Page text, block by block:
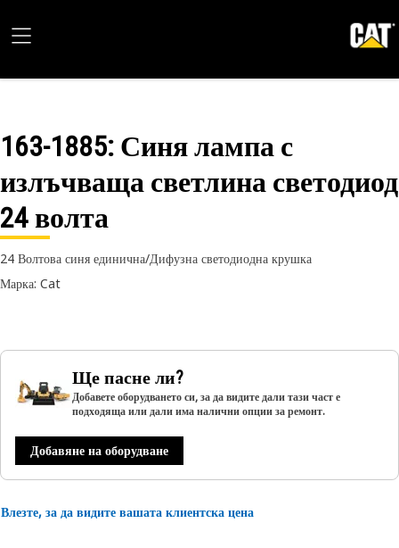
163-1885: Синя лампа с
излъчваща светлина светодиод
24 волта
24 Волтова синя единична/Дифузна светодиодна крушка
Марка: Cat
Ще пасне ли?
Добавете оборудването си, за да видите дали тази част е
подходяща или дали има налични опции за ремонт.
Добавяне на оборудване
Влезте, за да видите вашата клиентска цена